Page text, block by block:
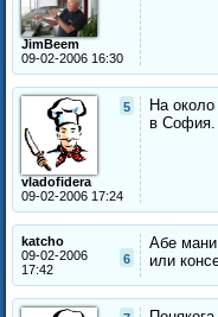
JimBeem
09-02-2006 16:30
5
vladofidera
09-02-2006 17:24
На
в София.
katcho
6
09-02-2006
17:42
Абе
или